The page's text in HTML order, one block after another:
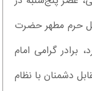
حرم مطهر حضرت
گرامی امام
دشمنان با نظام